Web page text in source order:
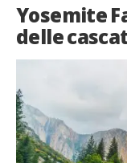
Yosemite
delle